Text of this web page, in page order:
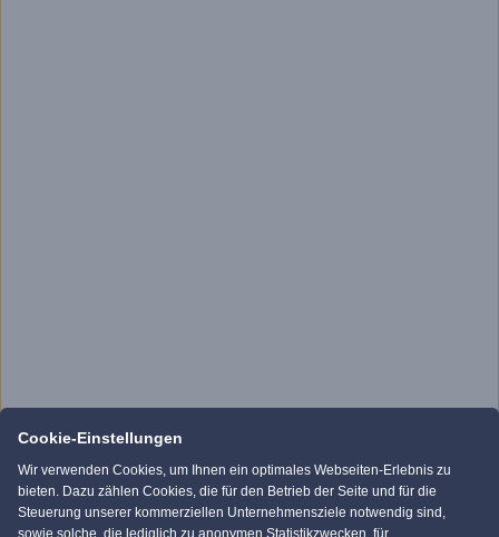
Cookie-Einstellungen
Wir verwenden Cookies, um Ihnen ein optimales Webseiten-Erlebnis zu
bieten. Dazu zählen Cookies, die für den Betrieb der Seite und für die
Steuerung unserer kommerziellen Unternehmensziele notwendig sind,
sowie solche, die lediglich zu anonymen Statistikzwecken, für